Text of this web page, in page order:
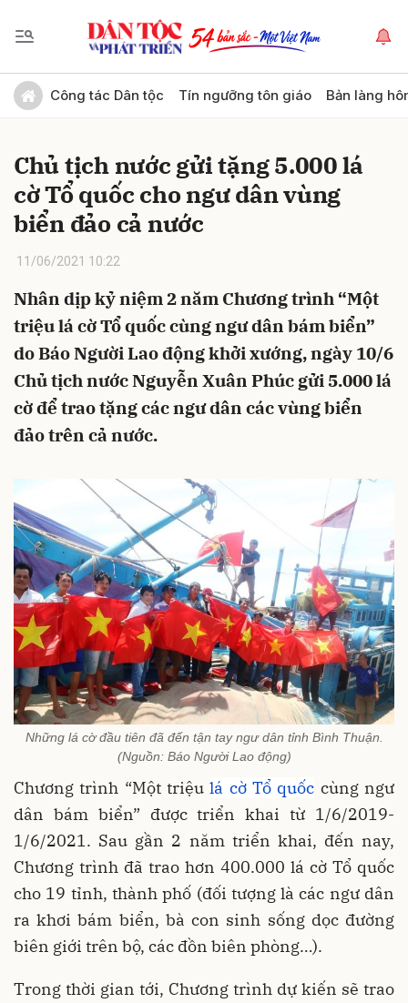
Công tác Dân tộc Tín ngưỡng tôn giáo Bản làng
Chủ tịch nước gửi tặng 5.000 lá
cờ Tổ quốc cho ngư dân vùng
biển đảo cả nước
11/06/2021 10:22
Nhân dịp kỷ niệm 2 năm Chương trình “Một
triệu lá cờ Tổ quốc cùng ngư dân bám biển”
do Báo Người Lao động khởi xướng, ngày 10/6
Chủ tịch nước Nguyễn Xuân Phúc gửi 5.000 lá
cờ để trao tặng các ngư dân các vùng biển
đảo trên cả nước.
Những lá cờ đầu tiên đã đến tận tay ngư dân tỉnh Bình Thuận.
(Nguồn: Báo Người Lao động)
Chương trình “Một triệulá cờ Tổ quốc cùng ngư
dân bám biển” được triển khai từ 1/6/2019-
1/6/2021. Sau gần 2 năm triển khai, đến nay,
Chương trình đã trao hơn 400.000 lá cờ Tổ quốc
cho 19 tỉnh, thành phố (đối tượng là các ngư dân
ra khơi bám biển, bà con sinh sống dọc đường
biên giới trên bộ, các đồn biên phòng…).
Trong thời gian tới, Chương trình dự kiến sẽ trao
Gửi bình luận